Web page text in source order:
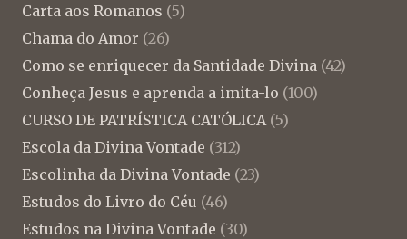
Carta aos Romanos (5)
Chama do Amor (26)
Como se enriquecer da Santidade Divina (42)
Conheça Jesus e aprenda a imita-lo (100)
CURSO DE PATRÍSTICA CATÓLICA (5)
Escola da Divina Vontade (312)
Escolinha da Divina Vontade (23)
Estudos do Livro do Céu (46)
Estudos na Divina Vontade (30)